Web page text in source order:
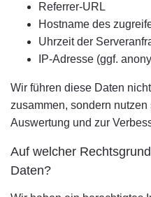
Referrer-URL
Hostname des
Uhrzeit der
IP-Adresse (ggf.
Wir führen diese Daten
zusammen, sondern
Auswertung und zur
Auf welcher
Daten?